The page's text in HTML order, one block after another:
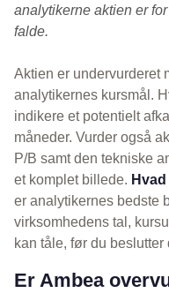
analytikerne aktien er
falde.
Aktien er undervurderet
analytikernes kursmål.
indikere et potentielt
måneder. Vurder også
P/B samt den tekniske
et komplet billede.
er analytikernes bedste
virksomhedens tal,
kan tåle, før du beslutter
Er Ambea